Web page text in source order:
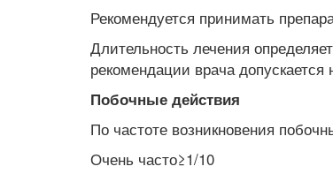
Рекомендуется принимать
Длительность лечения
рекомендации врача
Побочные действия
По частоте возникновения
Очень часто≥1/10